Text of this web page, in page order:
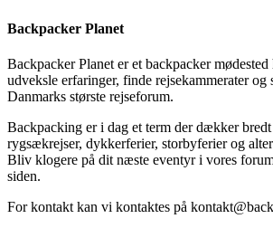
Backpacker Planet
Backpacker Planet er et backpacker
udveksle erfaringer, finde rejsekammerater og
Danmarks største rejseforum.
Backpacking er i dag et term der dækker
rygsækrejser, dykkerferier, storbyferier og
Bliv klogere på dit næste eventyr i vores
siden.
For kontakt kan vi kontaktes på